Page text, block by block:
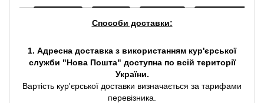
Способи доставки:
1. Адресна доставка з використанням кур'єрської
служби "Нова Пошта" доступна по всій території
України.
Вартість кур'єрської доставки визначається за тарифами
перевізника.